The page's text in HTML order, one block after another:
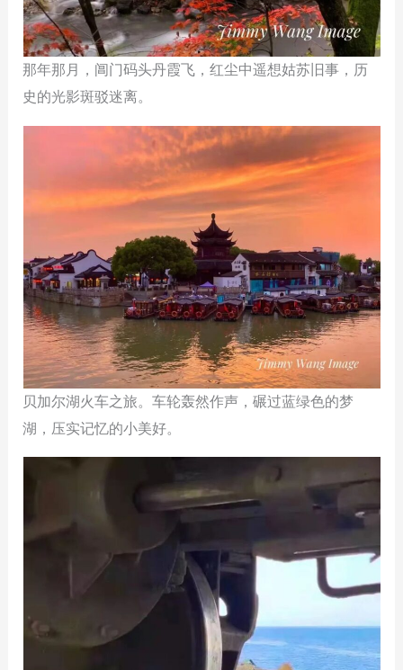
那年那月，阊门码头丹霞飞，红尘中遥想姑苏旧事，历
史的光影斑驳迷离。
贝加尔湖火车之旅。车轮轰然作声，碾过蓝绿色的梦
湖，压实记忆的小美好。